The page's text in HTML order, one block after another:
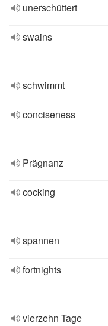
unerschüttert
swains
schwimmt
conciseness
Prägnanz
cocking
spannen
fortnights
vierzehn Tage